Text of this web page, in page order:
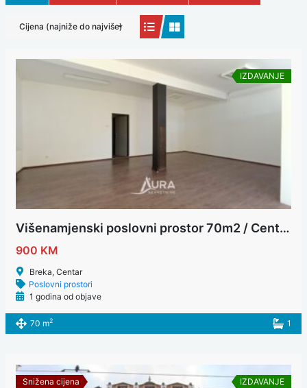
Cijena (najniže do najviše)
IZDAVANJE
Višenamjenski poslovni prostor 70m2 / Centar
900 KM
Breka, Centar
Poslovni prostori
1 godina od objave
70 m2 1
Snižena cijena IZDAVANJE